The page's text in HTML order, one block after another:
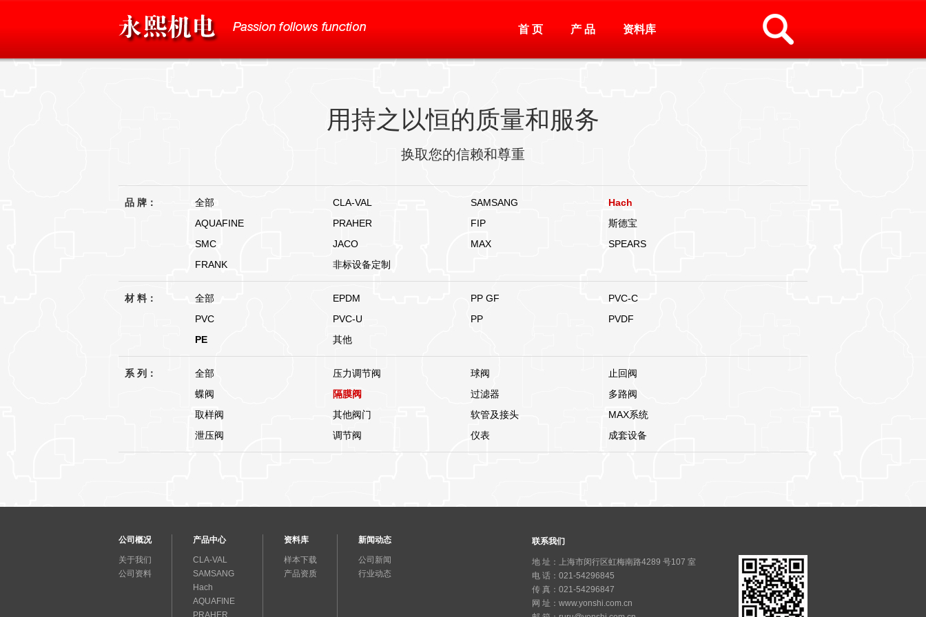
首 页 产 品 资料库
用持之以恒的质量和服务
换取您的信赖和尊重
品 牌： 全部 CLA-VAL SAMSANG
Hach
AQUAFINE
PRAHER FIP
斯德宝
SMC
JACO MAX
SPEARS
FRANK
非标设备定制
材 料： 全部 EPDM PP GF
PVC-C
PVC
PVC-U PP
PVDF
PE
其他
系 列： 全部 压力调节阀 球阀
止回阀
蝶阀
隔膜阀 过滤器
多路阀
取样阀
其他阀门 软管及接头
MAX系统
泄压阀
调节阀 仪表 成套设备
公司概况
关于我们
公司资料
产品中心
CLA-VAL
SAMSANG
Hach
AQUAFINE
PRAHER
资料库
样本下载
产品资质
新闻动态
公司新闻
行业动态
联系我们
地 址：上海市闵行区虹梅南路4289 号107 室
电 话：021-54296845
传 真：021-54296847
网 址：www.yonshi.com.cn